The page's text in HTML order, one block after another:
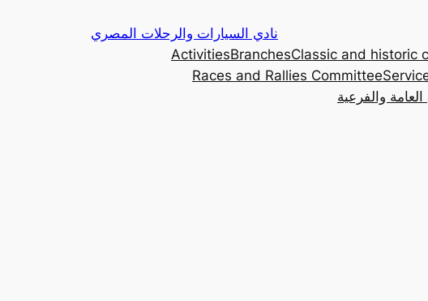
نادي السيارات والرحلات المصري
ActivitiesBranchesClassic and historic
Races and Rallies Committee
العامة والفرعية